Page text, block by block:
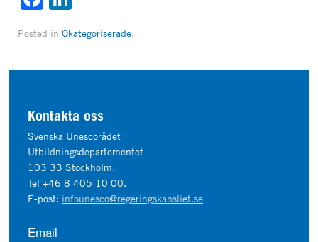
Posted in Okategoriserade.
Kontakta oss
Svenska Unescorådet
Utbildningsdepartementet
103 33 Stockholm.
Tel +46 8 405 10 00.
E-post: infounesco@regeringskansliet.se
Email